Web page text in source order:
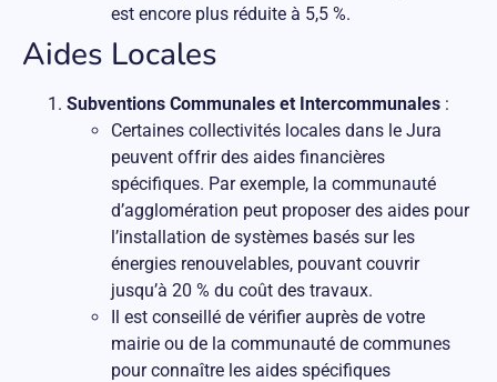
est encore plus réduite à 5,5 %.
Aides Locales
Subventions Communales et Intercommunales :
Certaines collectivités locales dans le Jura
peuvent offrir des aides financières
spécifiques. Par exemple, la communauté
d’agglomération peut proposer des aides pour
l’installation de systèmes basés sur les
énergies renouvelables, pouvant couvrir
jusqu’à 20 % du coût des travaux.
Il est conseillé de vérifier auprès de votre
mairie ou de la communauté de communes
pour connaître les aides spécifiques